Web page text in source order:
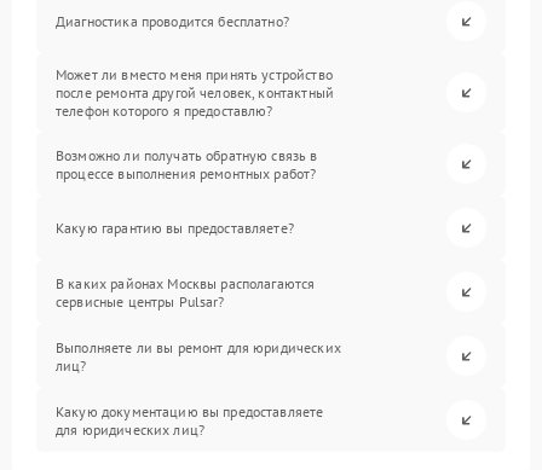
Диагностика проводится бесплатно?
Может ли вместо меня принять устройство
после ремонта другой человек, контактный
телефон которого я предоставлю?
Возможно ли получать обратную связь в
процессе выполнения ремонтных работ?
Какую гарантию вы предоставляете?
В каких районах Москвы располагаются
сервисные центры Pulsar?
Выполняете ли вы ремонт для юридических
лиц?
Какую документацию вы предоставляете
для юридических лиц?